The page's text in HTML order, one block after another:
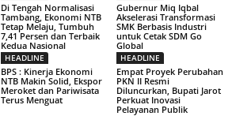
Di Tengah Normalisasi
Tambang, Ekonomi NTB
Tetap Melaju, Tumbuh
7,41 Persen dan Terbaik
Kedua Nasional
Gubernur Miq Iqbal
Akselerasi Transformasi
SMK Berbasis Industri
untuk Cetak SDM Go
Global
HEADLINE
BPS : Kinerja Ekonomi
NTB Makin Solid, Ekspor
Meroket dan Pariwisata
Terus Menguat
HEADLINE
Empat Proyek Perubahan
PKN II Resmi
Diluncurkan, Bupati Jarot
Perkuat Inovasi
Pelayanan Publik